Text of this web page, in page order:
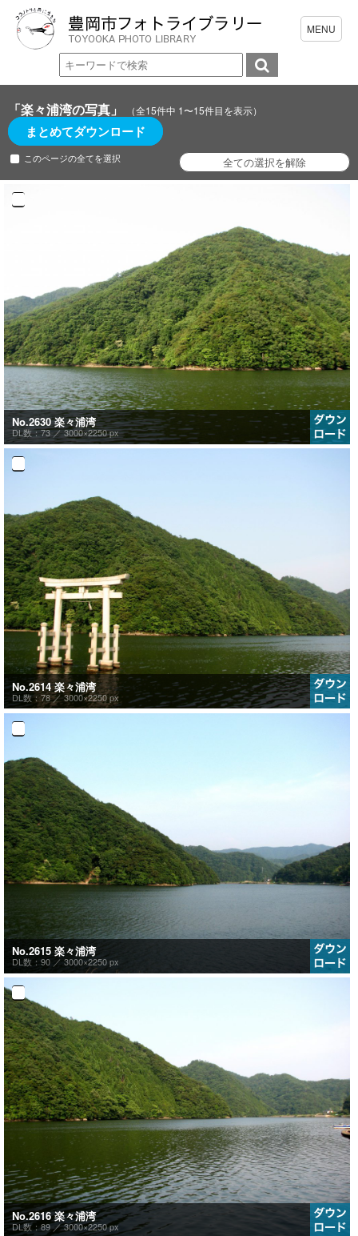
「楽々浦湾の写真」 （全15件中 1〜15件目を表示）
まとめてダウンロード
このページの全てを選択
No.2630 楽々浦湾
DL数：73 ／3000×2250 px
No.2614 楽々浦湾
DL数：78 ／ 3000×2250 px
No.2615 楽々浦湾
DL数：90 ／ 3000×2250 px
No.2616 楽々浦湾
DL数：89 ／3000×2250 px